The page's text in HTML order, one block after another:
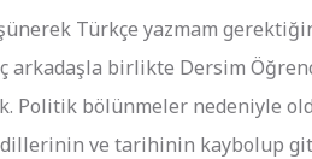
Türkçe yazmam
arkadaşla birlikte Dersim
Politik bölünmeler nedeniyle
dillerinin ve tarihinin kaybolup